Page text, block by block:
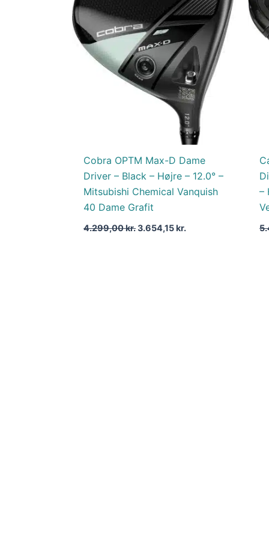
Cobra OPTM Max-D Dame
Driver – Black – Højre – 12.0° –
Mitsubishi Chemical Vanquish
40 Dame Grafit
4.299,00kr.
4.299,00 kr..
3.654,15kr.
er:
3.654,15 kr..
–